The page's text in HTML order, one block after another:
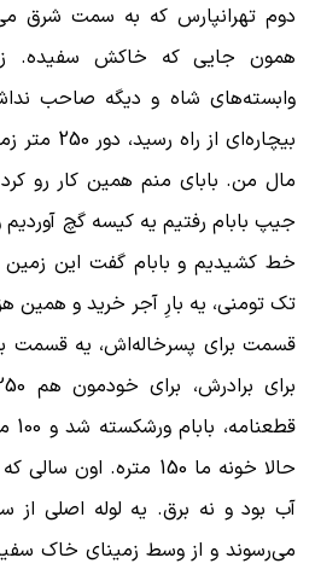
دوم تهرانپارس که به سمت شرق
همون جایی که خاکش سفیده.
بیچاره‌ای
مال من. بابای منم همین کار رو
جیپ بابام رفتیم یه کیسه گچ آوردیم
قسمت برای پسرخاله‌اش، یه قسمت
حالا خونه ما 150 متره.
آب بود و نه برق. یه لوله اصلی از
می‌رسوند و از وسط زمینای خاک